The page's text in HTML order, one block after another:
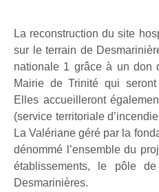
La reconstruction du site
sur le terrain de
nationale 1 grâce à un don
Mairie de Trinité qui
Elles accueilleront
(service territoriale
La Valériane géré par la
dénommé l’ensemble du
établissements, le pôle
Desmarinières.